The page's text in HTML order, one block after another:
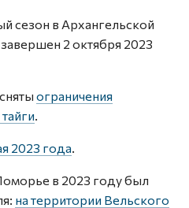
сезон в Архангельской
2 октября 2023
ограничения
.
2023 года.
в 2023 году был
на территории Вельского